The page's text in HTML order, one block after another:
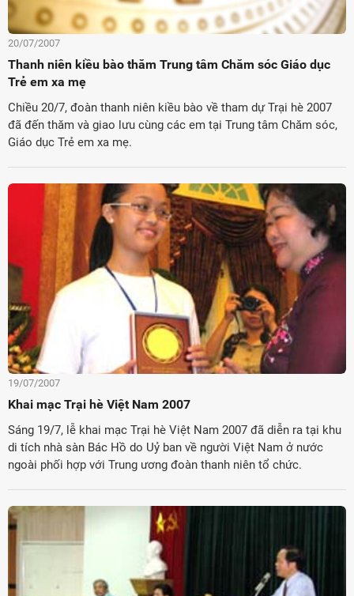
20/07/2007
Thanh niên kiều bào thăm Trung tâm Chăm sóc Giáo dục
Trẻ em xa mẹ
Chiều 20/7, đoàn thanh niên kiều bào về tham dự Trại hè 2007
đã đến thăm và giao lưu cùng các em tại Trung tâm Chăm sóc,
Giáo dục Trẻ em xa mẹ.
19/07/2007
Khai mạc Trại hè Việt Nam 2007
Sáng 19/7, lễ khai mạc Trại hè Việt Nam 2007 đã diễn ra tại khu
di tích nhà sàn Bác Hồ do Uỷ ban về người Việt Nam ở nước
ngoài phối hợp với Trung ương đoàn thanh niên tổ chức.